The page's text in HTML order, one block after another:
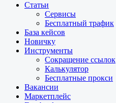
Статьи
Сервисы
Бесплатный трафик
База кейсов
Новичку
Инструменты
Сокращение ссылок
Калькулятор
Бесплатные прокси
Вакансии
Маркетплейс